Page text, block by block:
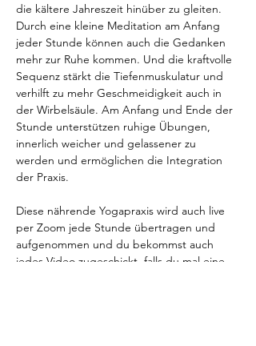
die kältere Jahreszeit hinüber zu gleiten.
Durch eine kleine Meditation am Anfang
jeder Stunde können auch die Gedanken
mehr zur Ruhe kommen. Und die kraftvolle
Sequenz stärkt die Tiefenmuskulatur und
verhilft zu mehr Geschmeidigkeit auch in
der Wirbelsäule. Am Anfang und Ende der
Stunde unterstützen ruhige Übungen,
innerlich weicher und gelassener zu
werden und ermöglichen die Integration
der Praxis.
Diese nährende Yogapraxis wird auch live
per Zoom jede Stunde übertragen und
aufgenommen und du bekommst auch
jedes Video zugeschickt, falls du mal eine